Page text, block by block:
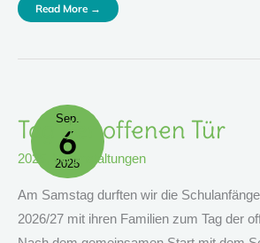
Read More →
Sep.
6
2025
Tag der offenen Tür
2025 Veranstaltungen
Am Samstag durften wir die
2026/27 mit ihren Familien zum Tag der
Tag
Der
Offenen